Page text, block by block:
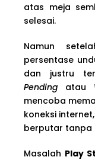
atas meja
selesai.
Namun
persentase
dan justru
Pending atau
mencoba
koneksi
berputar tanpa
Masalah Play